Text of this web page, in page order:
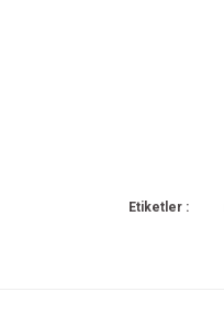
Etiketler :